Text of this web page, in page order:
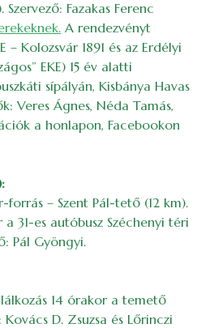
Fazakas Ferenc
A rendezvényt
– Kolozsvár 1891 és az Erdélyi
EKE) 15 év alatti
sípályán, Kisbánya Havas
Veres Ágnes, Néda Tamás,
a honlapon, Facebookon
forrás – Szent Pál-tető (12 km).
31-es autóbusz Széchenyi téri
Pál Gyöngyi.
14 órakor a temető
D. Zsuzsa és Lőrinczi